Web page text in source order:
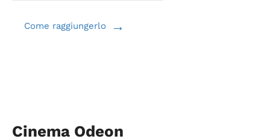
Come raggiungerlo →
Cinema Odeon